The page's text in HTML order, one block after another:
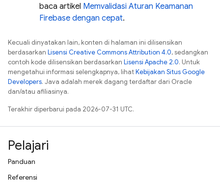
baca artikel Memvalidasi Aturan Keamanan
Firebase dengan cepat.
Kecuali dinyatakan lain, konten di halaman ini dilisensikan
berdasarkan Lisensi Creative Commons Attribution 4.0, sedangkan
contoh kode dilisensikan berdasarkan Lisensi Apache 2.0. Untuk
mengetahui informasi selengkapnya, lihatKebijakan Situs Google
Developers. Java adalah merek dagang terdaftar dari Oracle
dan/atau afiliasinya.
Terakhir diperbarui pada 2026-07-31 UTC.
Pelajari
Panduan
Referensi